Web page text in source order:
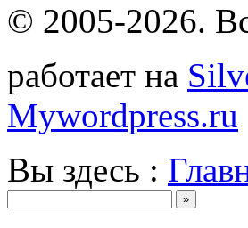
© 2005-2026.
работает на
Mywordpress.ru
Вы здесь :